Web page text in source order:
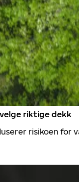
riktige dekk
risikoen for